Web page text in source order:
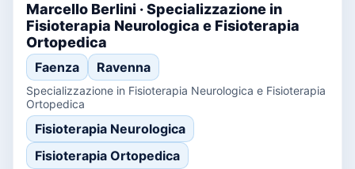
Marcello Berlini · Specializzazione in
Fisioterapia Neurologica e Fisioterapia
Ortopedica
Faenza Ravenna
Specializzazione in Fisioterapia Neurologica e Fisioterapia
Ortopedica
Fisioterapia Neurologica
Fisioterapia Ortopedica